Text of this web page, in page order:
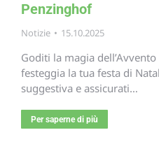
Penzinghof
Notizie 15.10.2025
Goditi la magia
festeggia la tua festa di
suggestiva e assicurati…
Per saperne di più